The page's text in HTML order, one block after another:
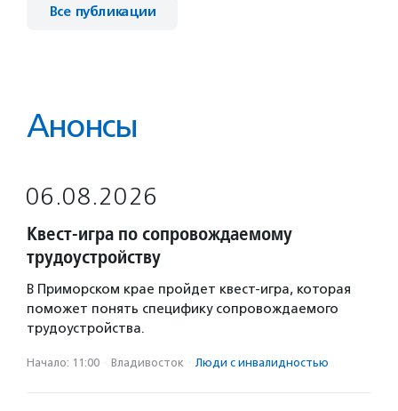
Все публикации
Анонсы
06.08.2026
Квест‑игра по сопровождаемому
трудоустройству
В Приморском крае пройдет квест-игра, которая
поможет понять специфику сопровождаемого
трудоустройства.
Начало: 11:00 · Владивосток · Люди с инвалидностью